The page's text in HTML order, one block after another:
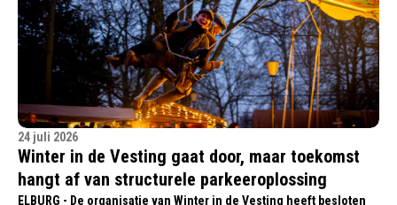
24 juli 2026
Winter in de Vesting gaat door, maar toekomst
hangt af van structurele parkeeroplossing
ELBURG - De organisatie van Winter in de Vesting heeft besloten